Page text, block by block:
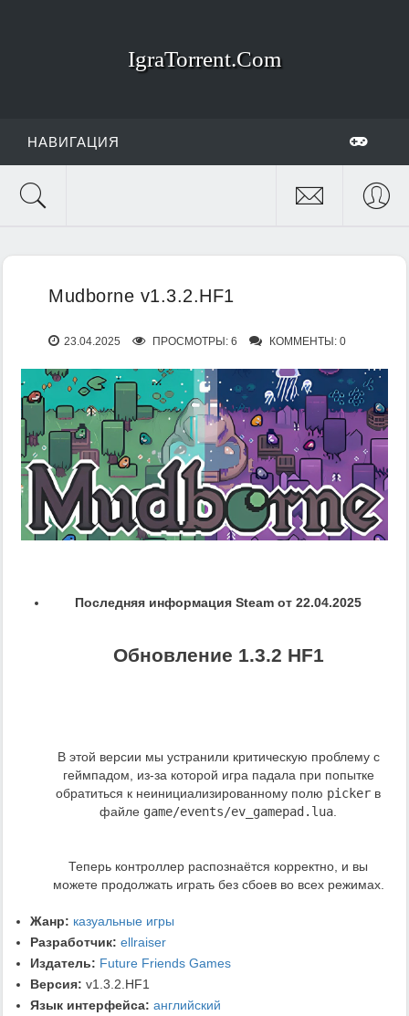
IgraTorrent.Com
НАВИГАЦИЯ
Mudborne v1.3.2.HF1
23.04.2025 ПРОСМОТРЫ: 6 КОММЕНТЫ: 0
Последняя информация Steam от 22.04.2025
Обновление 1.3.2 HF1
В этой версии мы устранили критическую проблему с
геймпадом, из‑за которой игра падала при попытке
обратиться к неинициализированному полю picker в
файле game/events/ev_gamepad.lua.
Теперь контроллер распознаётся корректно, и вы
можете продолжать играть без сбоев во всех режимах.
Жанр: казуальные игры
Разработчик: ellraiser
Издатель: Future Friends Games
Версия: v1.3.2.HF1
Язык интерфейса: английский